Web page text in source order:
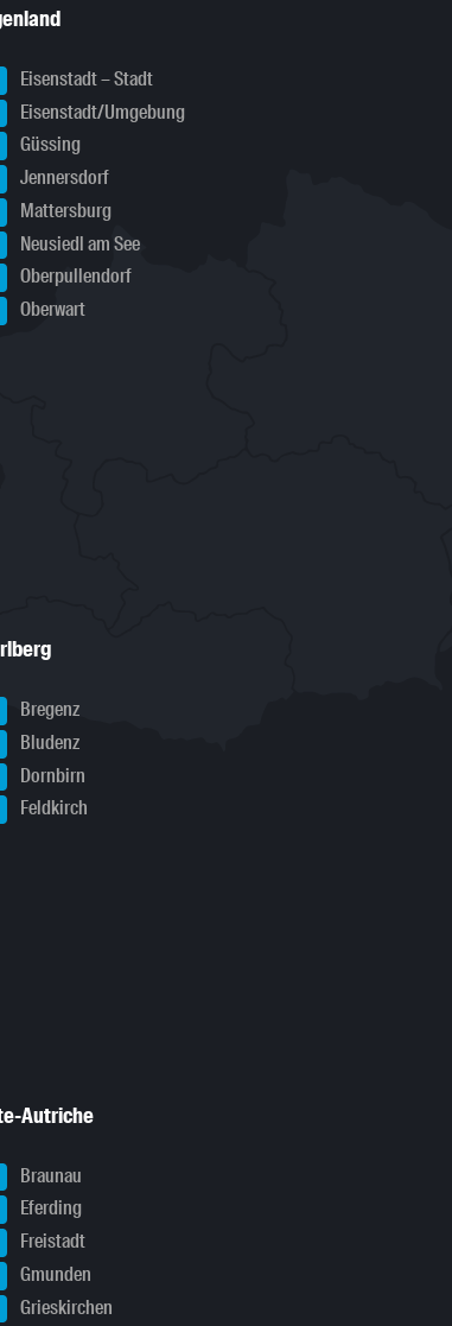
Eisenstadt – Stadt
Eisenstadt/Umgebung
Güssing
Jennersdorf
Mattersburg
Neusiedl am See
Oberpullendorf
Oberwart
Bregenz
Bludenz
Dornbirn
Feldkirch
Autriche
Braunau
Eferding
Freistadt
Gmunden
Grieskirchen